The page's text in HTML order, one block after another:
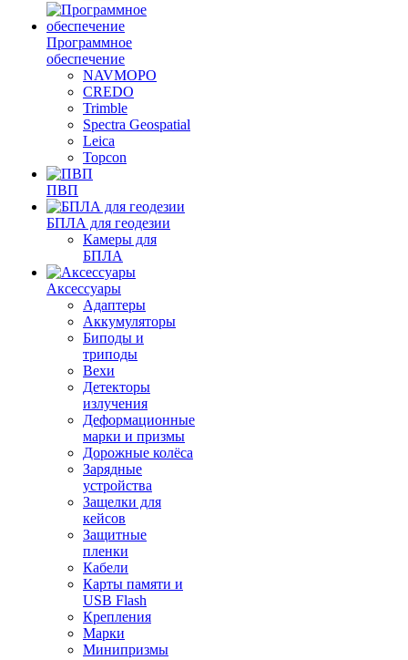
Программное
обеспечение
NAVMOPO
CREDO
Trimble
Spectra Geospatial
Leica
Topcon
ПВП
БПЛА для геодезии
Камеры для
БПЛА
Аксессуары
Адаптеры
Аккумуляторы
Биподы и
триподы
Вехи
Детекторы
излучения
Деформационные
марки и призмы
Дорожные колёса
Зарядные
устройства
Защелки для
кейсов
Защитные
пленки
Кабели
Карты памяти и
USB Flash
Крепления
Марки
Минипризмы